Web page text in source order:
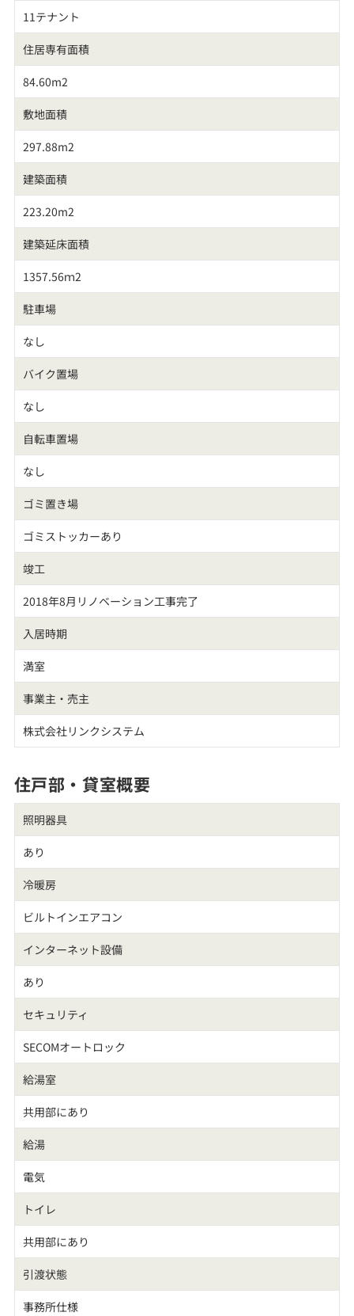
11テナント
住居専有面積
84.60m2
敷地面積
297.88m2
建築面積
223.20m2
建築延床面積
1357.56ｍ2
駐車場
なし
バイク置場
なし
自転車置場
なし
ゴミ置き場
ゴミストッカーあり
竣工
2018年8月リノベーション工事完了
入居時期
満室
事業主・売主
株式会社リンクシステム
住戸部・貸室概要
照明器具
あり
冷暖房
ビルトインエアコン
インターネット設備
あり
セキュリティ
SECOMオートロック
給湯室
共用部にあり
給湯
電気
トイレ
共用部にあり
引渡状態
事務所仕様